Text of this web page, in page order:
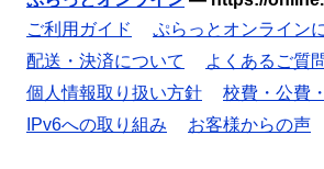
ご利用ガイド
ぷらっとオンライン
配送・決済について
よくあるご質
個人情報取り扱い方針
校費・公費
IPv6への取り組み
お客様からの声